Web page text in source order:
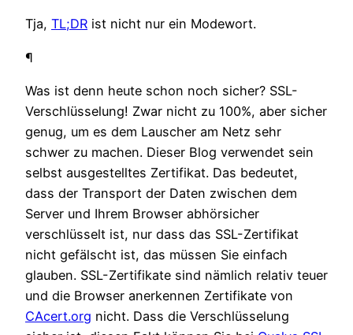
Tja, TL;DR ist nicht nur ein Modewort.
¶
Was ist denn heute schon noch sicher? SSL-
Verschlüsselung! Zwar nicht zu 100%, aber sicher
genug, um es dem Lauscher am Netz sehr
schwer zu machen. Dieser Blog verwendet sein
selbst ausgestelltes Zertifikat. Das bedeutet,
dass der Transport der Daten zwischen dem
Server und Ihrem Browser abhörsicher
verschlüsselt ist, nur dass das SSL-Zertifikat
nicht gefälscht ist, das müssen Sie einfach
glauben. SSL-Zertifikate sind nämlich relativ teuer
und die Browser anerkennen Zertifikate von
CAcert.org nicht. Dass die Verschlüsselung